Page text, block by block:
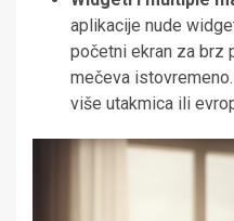
aplikacije nude
početni ekran za brz
mečeva
više utakmica ili